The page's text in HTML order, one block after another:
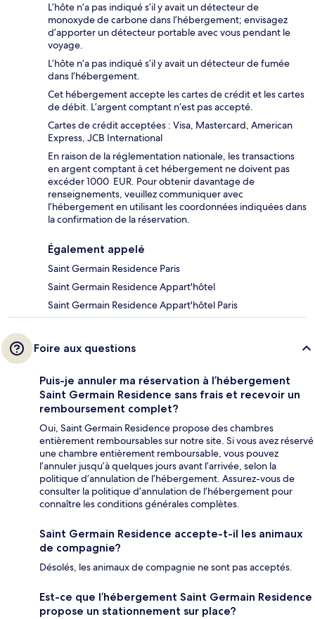
L’hôte n’a pas indiqué s’il y avait un détecteur de
monoxyde de carbone dans l’hébergement; envisagez
d’apporter un détecteur portable avec vous pendant le
voyage.
L’hôte n’a pas indiqué s’il y avait un détecteur de fumée
dans l’hébergement.
Cet hébergement accepte les cartes de crédit et les cartes
de débit. L’argent comptant n’est pas accepté.
Cartes de crédit acceptées : Visa, Mastercard, American
Express, JCB International
En raison de la réglementation nationale, les transactions
en argent comptant à cet hébergement ne doivent pas
excéder 1000 EUR. Pour obtenir davantage de
renseignements, veuillez communiquer avec
l’hébergement en utilisant les coordonnées indiquées dans
la confirmation de la réservation.
Également appelé
Saint Germain Residence Paris
Saint Germain Residence Appart'hôtel
Saint Germain Residence Appart'hôtel Paris
Foire aux questions
Puis-je annuler ma réservation à l’hébergement
Saint Germain Residence sans frais et recevoir un
remboursement complet?
Oui, Saint Germain Residence propose des chambres
entièrement remboursables sur notre site. Si vous avez réservé
une chambre entièrement remboursable, vous pouvez
l’annuler jusqu’à quelques jours avant l’arrivée, selon la
politique d’annulation de l’hébergement. Assurez-vous de
consulter la politique d’annulation de l’hébergement pour
connaître les conditions générales complètes.
Saint Germain Residence accepte-t-il les animaux
de compagnie?
Désolés, les animaux de compagnie ne sont pas acceptés.
Est-ce que l’hébergement Saint Germain Residence
propose un stationnement sur place?